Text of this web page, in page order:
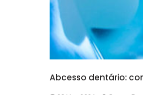
Abcesso dentário: